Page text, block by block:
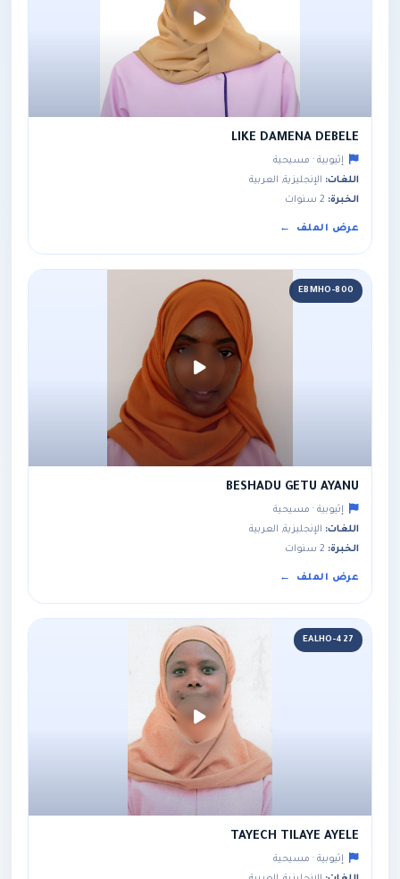
LIKE DAMENA DEBELE
إثيوبية · مسيحية
اللغات: الإنجليزية, العربية
الخبرة:
عرض الملف
EBMHO-800
BESHADU GETU AYANU
إثيوبية · مسيحية
اللغات: الإنجليزية, العربية
الخبرة:
عرض الملف
EALHO-427
TAYECH TILAYE AYELE
إثيوبية · مسيحية